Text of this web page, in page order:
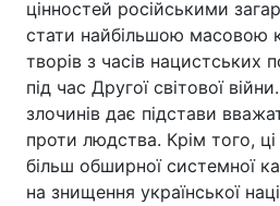
цінностей російськими
стати найбільшою масовою
творів з часів нацистських
під час Другої світової
злочинів дає підстави
проти людства. Крім того,
більш обширної системної
на знищення української